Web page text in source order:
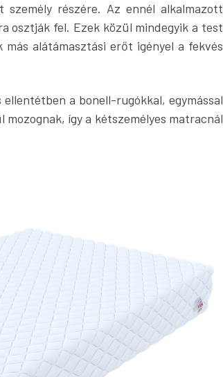
személy részére. Az ennél alkalmazott
osztják fel. Ezek közül mindegyik a test
alátámasztási erőt igényel a fekvés
a bonell-rugókkal, egymással
így a kétszemélyes matracnál